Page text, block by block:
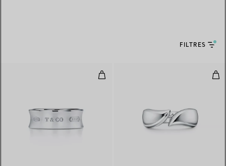
FILTRES
Bague en argent 925 millièmes.